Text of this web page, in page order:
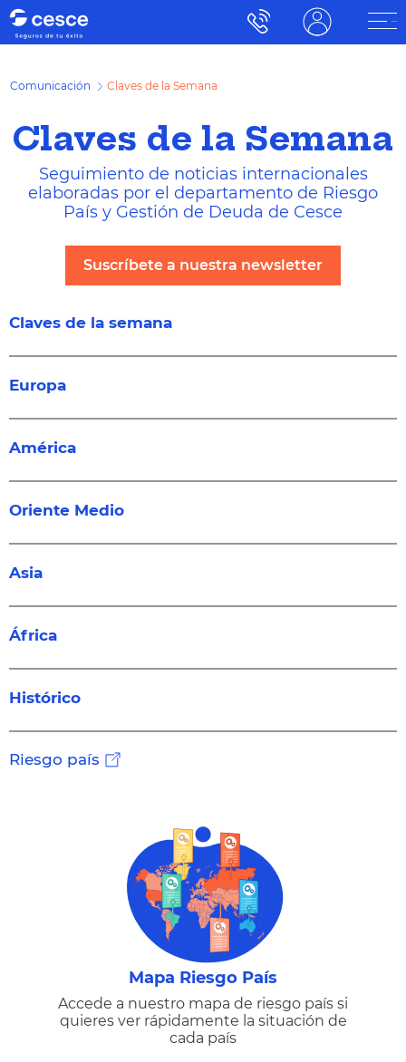
Comunicación Claves de la Semana
Claves de la Semana
Seguimiento de noticias internacionales
elaboradas por el departamento de Riesgo
País y Gestión de Deuda de Cesce
Suscríbete a nuestra newsletter
Claves de la semana
Europa
América
Oriente Medio
Asia
África
Histórico
Riesgo país
Mapa Riesgo País
Accede a nuestro mapa de riesgo país si
quieres ver rápidamente la situación de
cada país